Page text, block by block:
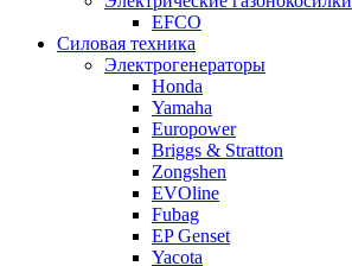
EFCO
Силовая техника
Электрогенераторы
Honda
Yamaha
Europower
Briggs & Stratton
Zongshen
EVOline
Fubag
EP Genset
Yacota